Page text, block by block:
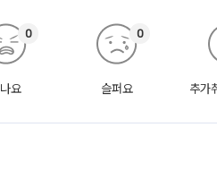
요
0
슬퍼요
0
추가